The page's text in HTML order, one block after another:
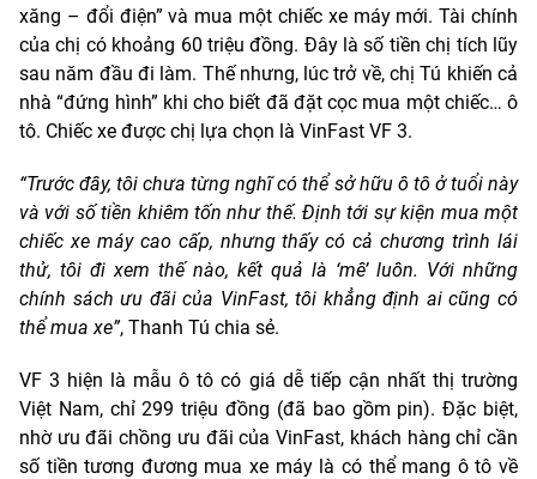
xăng – đổi điện” và mua một chiếc xe máy mới. Tài chính
của chị có khoảng 60 triệu đồng. Đây là số tiền chị tích lũy
sau năm đầu đi làm. Thế nhưng, lúc trở về, chị Tú khiến cả
nhà “đứng hình” khi cho biết đã đặt cọc mua một chiếc… ô
tô. Chiếc xe được chị lựa chọn là VinFast VF 3.
“Trước đây, tôi chưa từng nghĩ có thể sở hữu ô tô ở tuổi này
và với số tiền khiêm tốn như thế. Định tới sự kiện mua một
chiếc xe máy cao cấp, nhưng thấy có cả chương trình lái
thử, tôi đi xem thế nào, kết quả là ‘mê’ luôn. Với những
chính sách ưu đãi của VinFast, tôi khẳng định ai cũng có
thể mua xe”, Thanh Tú chia sẻ.
VF 3 hiện là mẫu ô tô có giá dễ tiếp cận nhất thị trường
Việt Nam, chỉ 299 triệu đồng (đã bao gồm pin). Đặc biệt,
nhờ ưu đãi chồng ưu đãi của VinFast, khách hàng chỉ cần
số tiền tương đương mua xe máy là có thể mang ô tô về